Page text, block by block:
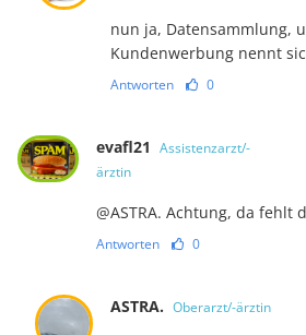
nun ja, Datensammlung,
Kundenwerbung nennt
Antworten 0
evafl21 Assistenzarzt/-
ärztin
@ASTRA. Achtung, da fehlt
Antworten 0
ASTRA. Oberarzt/-ärztin